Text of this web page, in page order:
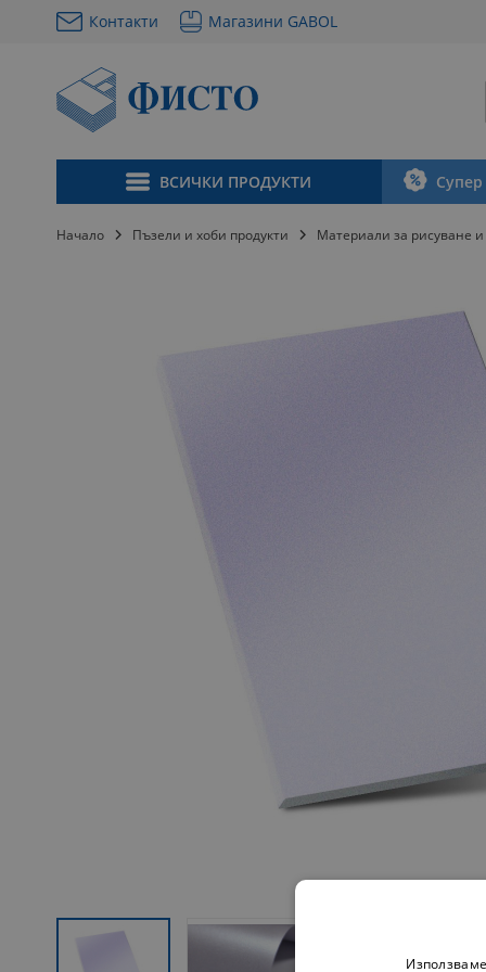
Контакти Магазини GABOL
към
съдържанието
ВСИЧКИ ПРОДУКТИ
Начало Пъзели и хоби продукти Материали за рисуване